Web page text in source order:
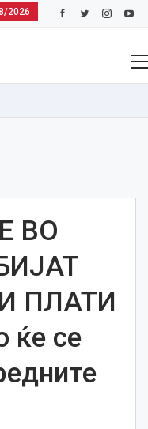
2026
ВО
ПЛАТИ
ќе се